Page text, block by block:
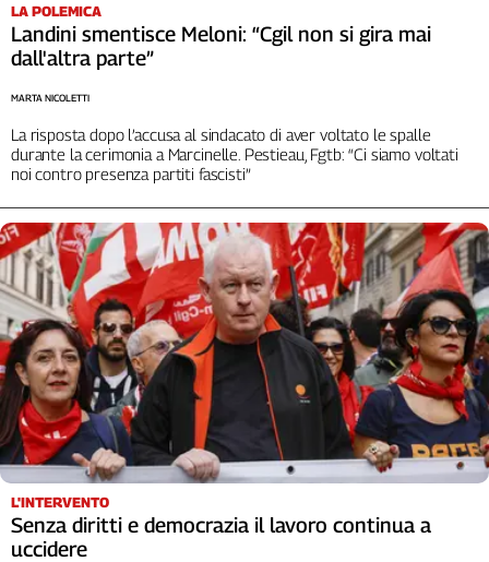
LA POLEMICA
Landini smentisce Meloni: “Cgil non si gira mai
dall'altra parte”
La risposta dopo l’accusa al sindacato di aver voltato le spalle
durante la cerimonia a Marcinelle. Pestieau, Fgtb: “Ci siamo voltati
noi contro presenza partiti fascisti”
MARTA NICOLETTI
L'INTERVENTO
Senza diritti e democrazia il lavoro continua a
uccidere